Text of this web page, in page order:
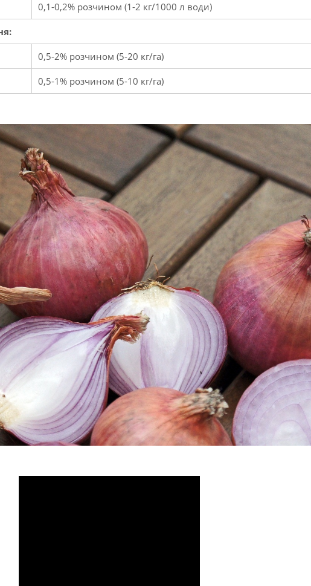
0,1-0,2% розчином (1-2 кг/1000 л води)
0,5-2% розчином (5-20 кг/га)
0,5-1% розчином (5-10 кг/га)